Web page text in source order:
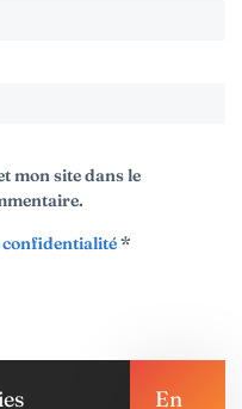
mon site dans le
*
En